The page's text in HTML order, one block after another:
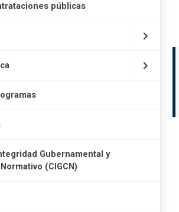
públicas
Gubernamental y
(CIGCN)